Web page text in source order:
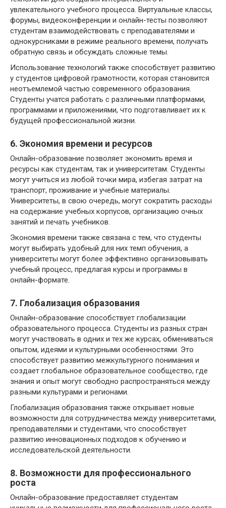
увлекательного учебного процесса. Виртуальные классы,
форумы, видеоконференции и онлайн-тесты позволяют
студентам взаимодействовать с преподавателями и
однокурсниками в режиме реального времени, получать
обратную связь и обсуждать сложные темы.
Использование технологий также способствует развитию
у студентов цифровой грамотности, которая становится
неотъемлемой частью современного образования.
Студенты учатся работать с различными платформами,
программами и приложениями, что подготавливает их к
будущей профессиональной жизни.
6. Экономия времени и ресурсов
Онлайн-образование позволяет экономить время и
ресурсы как студентам, так и университетам. Студенты
могут учиться из любой точки мира, избегая затрат на
транспорт, проживание и учебные материалы.
Университеты, в свою очередь, могут сократить расходы
на содержание учебных корпусов, организацию очных
занятий и печать учебников.
Экономия времени также связана с тем, что студенты
могут выбирать удобный для них темп обучения, а
университеты могут более эффективно организовывать
учебный процесс, предлагая курсы и программы в
онлайн-формате.
7. Глобализация образования
Онлайн-образование способствует глобализации
образовательного процесса. Студенты из разных стран
могут участвовать в одних и тех же курсах, обмениваться
опытом, идеями и культурными особенностями. Это
способствует развитию межкультурного понимания и
создает глобальное образовательное сообщество, где
знания и опыт могут свободно распространяться между
разными культурами и регионами.
Глобализация образования также открывает новые
возможности для сотрудничества между университетами,
преподавателями и студентами, что способствует
развитию инновационных подходов к обучению и
исследовательской деятельности.
8. Возможности для профессионального
роста
Онлайн-образование предоставляет студентам